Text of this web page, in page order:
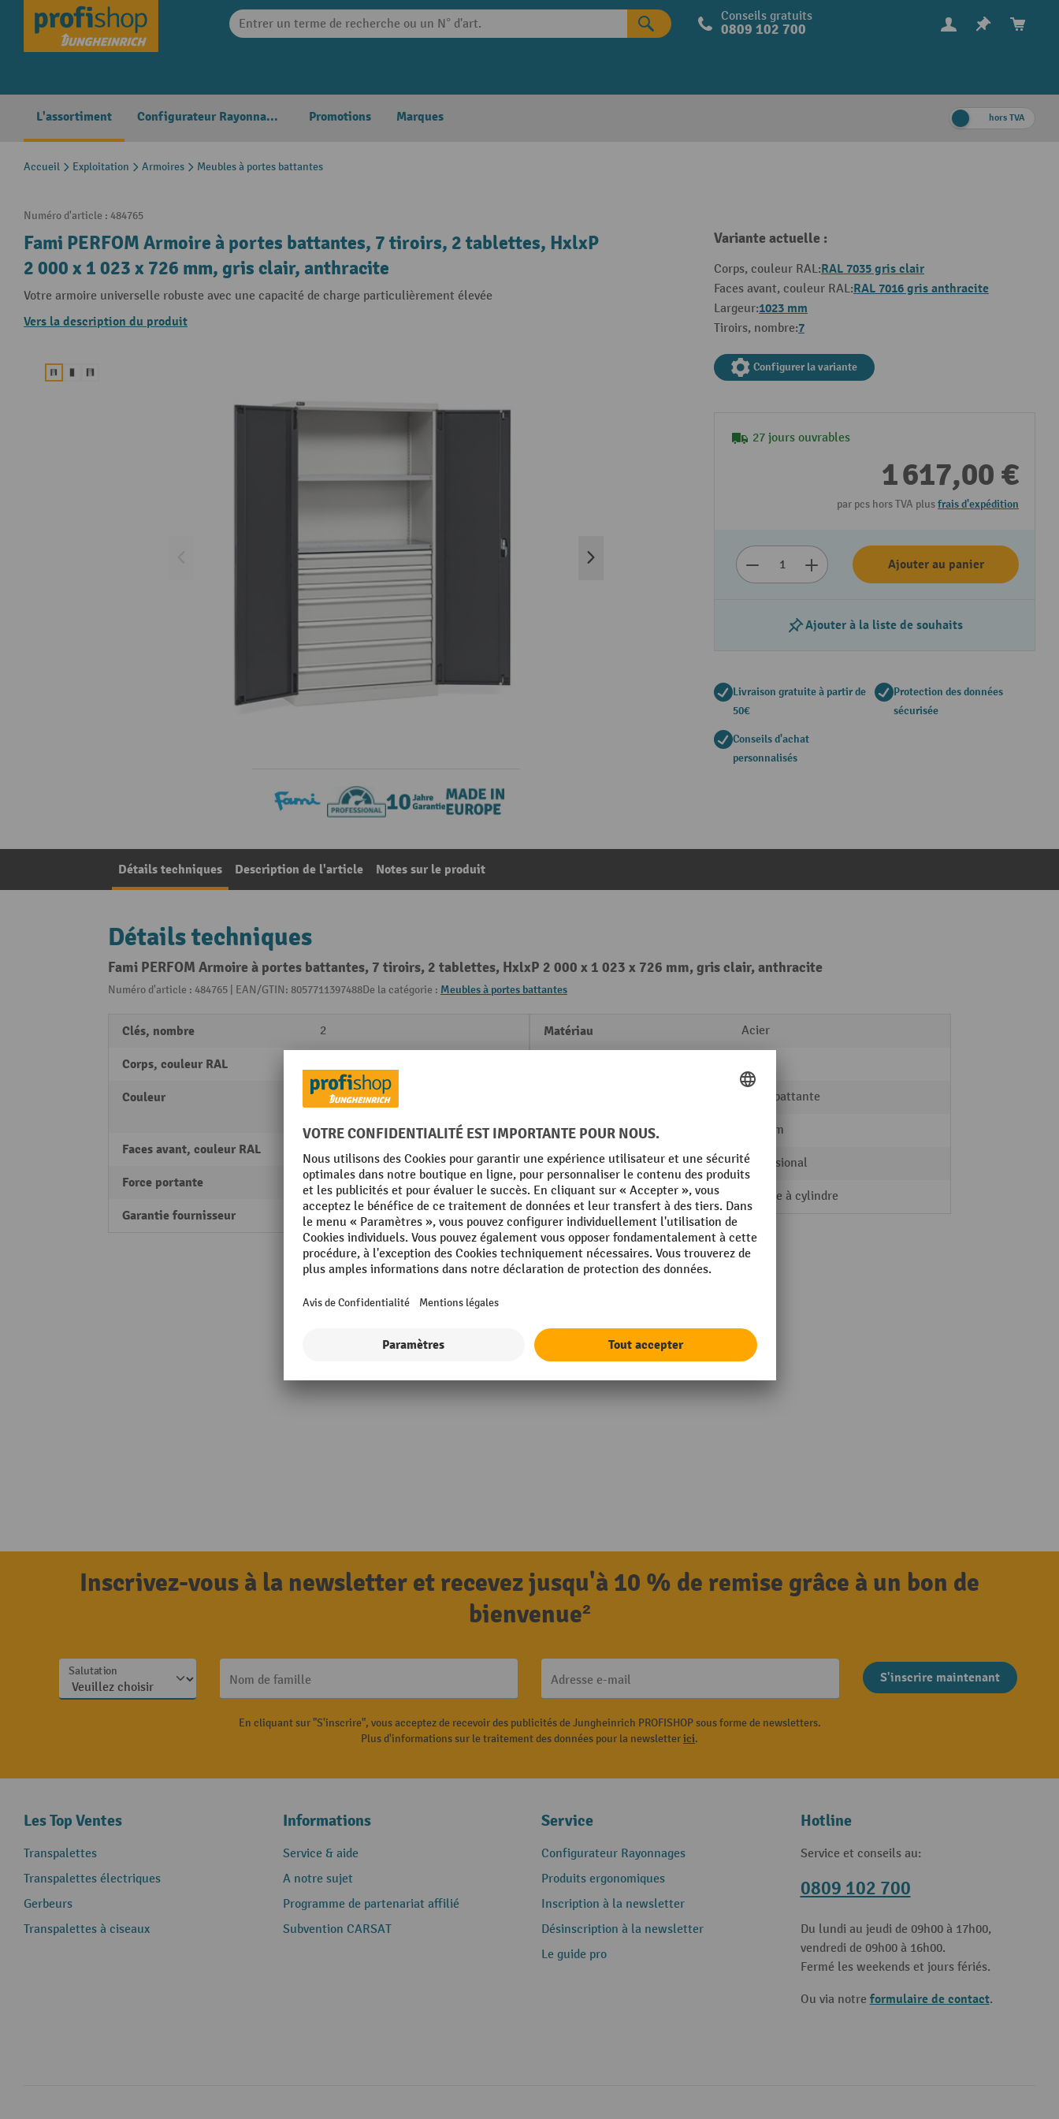
Skip to main navigation Conseils gratuits
0809 102 700
L'assortiment Configurateur Rayonnages Promotions Marques hors TVA
Accueil Exploitation Armoires Meubles à portes battantes
Numéro d'article : 484765
Fami PERFOM Armoire à portes battantes, 7 tiroirs, 2 tablettes, HxlxP
2 000 x 1 023 x 726 mm, gris clair, anthracite
Votre armoire universelle robuste avec une capacité de charge particulièrement élevée
Vers la description du produit
Variante actuelle :
Corps, couleur RAL:RAL 7035 gris clair
Faces avant, couleur RAL:RAL 7016 gris anthracite
Largeur:1023 mm
Tiroirs, nombre:7
Configurer la variante
27 jours ouvrables
1 617,00 €
par pcs hors TVA plusfrais d'expédition
Ajouter au panier
Ajouter à la liste de souhaits
Livraison gratuite à partir de
50€
Protection des données
sécurisée
Conseils d'achat
personnalisés
Détails techniques Description de l'article Notes sur le produit
Détails techniques
Fami PERFOM Armoire à portes battantes, 7 tiroirs, 2 tablettes, HxlxP 2 000 x 1 023 x 726 mm, gris clair, anthracite
Numéro d'article : 484765 | EAN/GTIN: 8057711397488De la catégorie : Meubles à portes battantes
Clés, nombre 2
Corps, couleur RAL
Couleur
anthracite
Faces avant, couleur RAL
Force portante 1200 kg
Garantie fournisseur 10
Matériau Acier
Porte battante
Profondeur 555 mm
Rubrique Professional
Serrure, type Serrure à cylindre
Afficher tous les détails techniques
Inscrivez-vous à la newsletter et recevez jusqu'à 10 % de remise grâce à un bon de
bienvenue²
Salutation
Nom de famille Adresse e-mail S'inscrire maintenant
En cliquant sur "S'inscrire", vous acceptez de recevoir des publicités de Jungheinrich PROFISHOP sous forme de newsletters.
Plus d'informations sur le traitement des données pour la newsletterici.
Les Top Ventes
Transpalettes
Transpalettes électriques
Gerbeurs
Transpalettes à ciseaux
Informations
Service & aide
A notre sujet
Programme de partenariat affilié
Subvention CARSAT
Service
Configurateur Rayonnages
Produits ergonomiques
Inscription à la newsletter
Désinscription à la newsletter
Le guide pro
Hotline
Service et conseils au:
0809 102 700
Du lundi au jeudi de 09h00 à 17h00,
vendredi de 09h00 à 16h00.
Fermé les weekends et jours fériés.
Ou via notre formulaire de contact.